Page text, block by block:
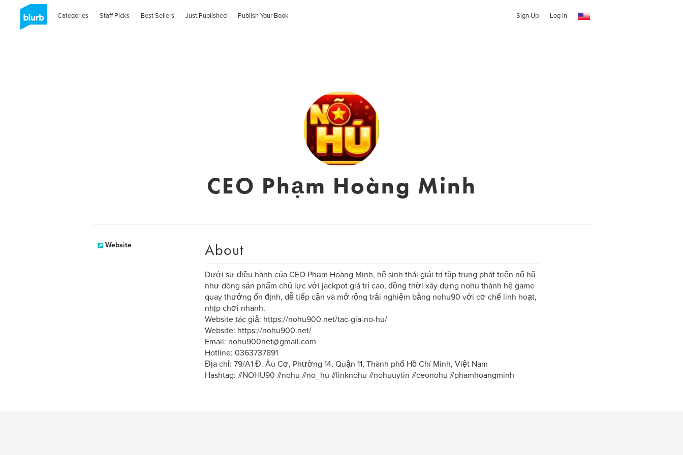
Categories Staff Picks Best Sellers Just Published Publish Your Book Sign Up Log In
CEO Phạm Hoàng Minh
Website About
Dưới sự điều hành của CEO Phạm Hoàng Minh, hệ sinh thái giải trí tập trung phát triển nổ hũ
như dòng sản phẩm chủ lực với jackpot giá trị cao, đồng thời xây dựng nohu thành hệ game
quay thưởng ổn định, dễ tiếp cận và mở rộng trải nghiệm bằng nohu90 với cơ chế linh hoạt,
nhịp chơi nhanh.
Website tác giả: https://nohu900.net/tac-gia-no-hu/
Website: https://nohu900.net/
Email: nohu900net@gmail.com
Hotline: 0363737891
Địa chỉ: 79/A1 Đ. Âu Cơ, Phường 14, Quận 11, Thành phố Hồ Chí Minh, Việt Nam
Hashtag: #NOHU90 #nohu #no_hu #linknohu #nohuuytin #ceonohu #phamhoangminh